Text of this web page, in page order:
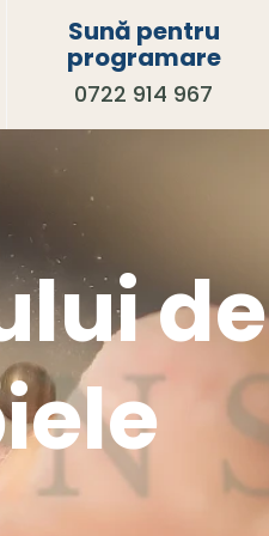
Sună pentru
programare
0722 914 967
de